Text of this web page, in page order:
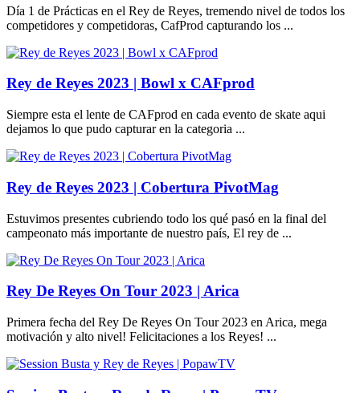
Día 1 de Prácticas en el Rey de Reyes, tremendo nivel de todos los
competidores y competidoras, CafProd capturando los ...
Rey de Reyes 2023 | Bowl x CAFprod
Siempre esta el lente de CAFprod en cada evento de skate aqui
dejamos lo que pudo capturar en la categoria ...
Rey de Reyes 2023 | Cobertura PivotMag
Estuvimos presentes cubriendo todo los qué pasó en la final del
campeonato más importante de nuestro país, El rey de ...
Rey De Reyes On Tour 2023 | Arica
Primera fecha del Rey De Reyes On Tour 2023 en Arica, mega
motivación y alto nivel! Felicitaciones a los Reyes! ...